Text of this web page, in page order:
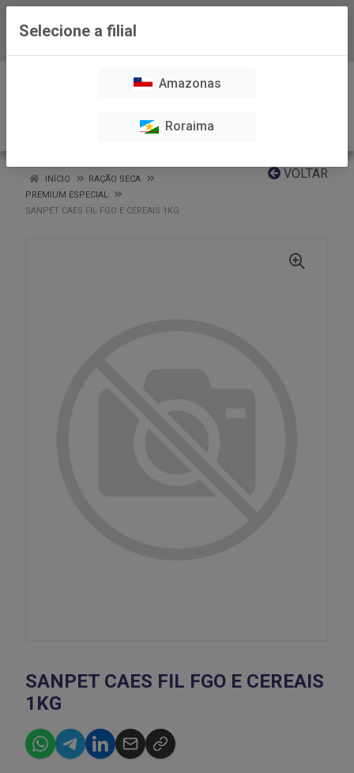
VOLTAR
INÍCIO
RAÇÃO SECA
PREMIUM ESPECIAL
SANPET CAES FIL FGO E CEREAIS 1KG
SANPET CAES FIL FGO E CEREAIS
1KG
Selecione a filial
Amazonas
Roraima